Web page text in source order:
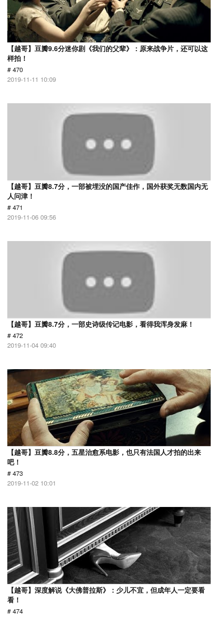
【越哥】豆瓣9.6分迷你剧《我们的父辈》：原来战争片，还可以这
样拍！
# 470
2019-11-11 10:09
【越哥】豆瓣8.7分，一部被埋没的国产佳作，国外获奖无数国内无
人问津！
# 471
2019-11-06 09:56
【越哥】豆瓣8.7分，一部史诗级传记电影，看得我浑身发麻！
# 472
2019-11-04 09:40
【越哥】豆瓣8.8分，五星治愈系电影，也只有法国人才拍的出来
吧！
# 473
2019-11-02 10:01
【越哥】深度解说《大佛普拉斯》：少儿不宜，但成年人一定要看
看！
# 474